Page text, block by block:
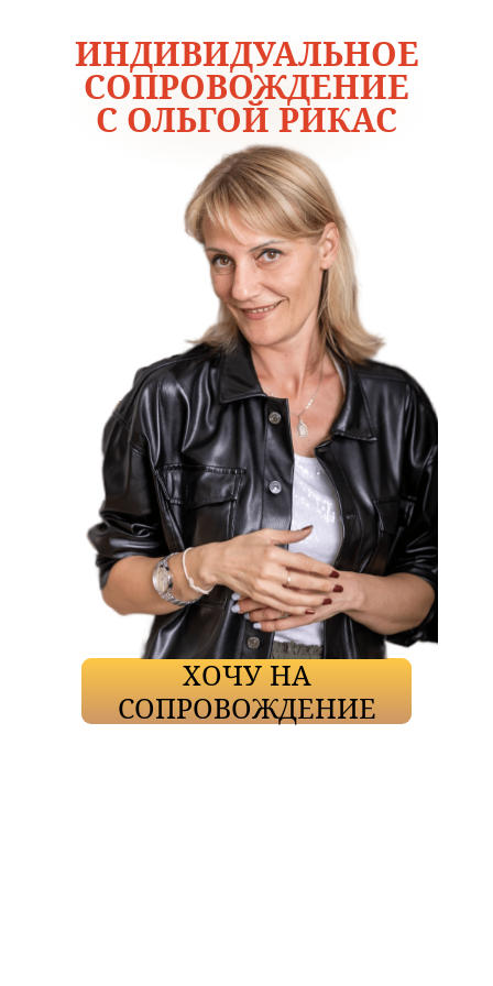
ИНДИВИДУАЛЬНОЕ
СОПРОВОЖДЕНИЕ
С ОЛЬГОЙ РИКАС
ХОЧУ НА
СОПРОВОЖДЕНИЕ